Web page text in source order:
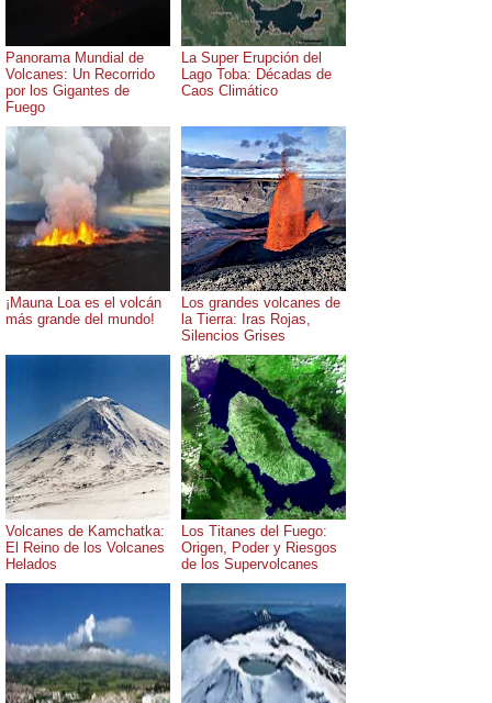
Panorama Mundial de
Volcanes: Un Recorrido
por los Gigantes de
Fuego
La Super Erupción del
Lago Toba: Décadas de
Caos Climático
¡Mauna Loa es el volcán
más grande del mundo!
Los grandes volcanes de
la Tierra: Iras Rojas,
Silencios Grises
Volcanes de Kamchatka:
El Reino de los Volcanes
Helados
Los Titanes del Fuego:
Origen, Poder y Riesgos
de los Supervolcanes